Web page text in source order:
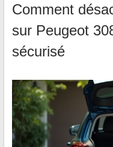
Comment
sur Peugeot
sécurisé